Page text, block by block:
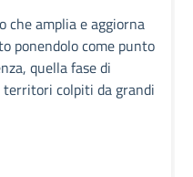
che amplia e aggiorna
ponendolo come punto
quella fase di
colpiti da grandi